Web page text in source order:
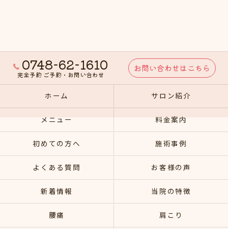
0748-62-1610
完全予約 ご予約・お問い合わせ
お問い合わせはこちら
ホーム サロン紹介
メニュー 料金案内
初めての方へ 施術事例
よくある質問 お客様の声
新着情報 当院の特徴
腰痛 肩こり